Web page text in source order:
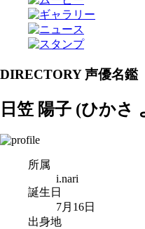
DIRECTORY 声優名鑑
日笠 陽子 (ひかさ
所属
i.nari
誕生日
7月16日
出身地